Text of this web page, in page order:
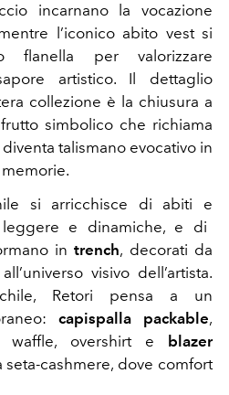
incarnano la vocazione
l’iconico abito vest si
per valorizzare
artistico. Il dettaglio
collezione è la chiusura a
simbolico che richiama
talismano evocativo in
si arricchisce di abiti e
e dinamiche, e di
intrench, decorati da
visivo dell’artista.
Retori pensa a un
capispalla packable,
overshirt e
blazer
seta-cashmere, dove comfort